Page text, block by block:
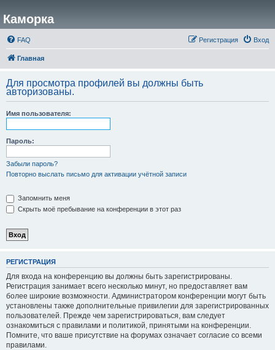
Каморка
FAQ Вход
Регистрация
Главная
Для просмотра профилей вы должны быть
авторизованы.
Имя пользователя:
Пароль:
Забыли пароль?
Повторно выслать письмо для активации учётной записи
Запомнить меня
Скрыть моё пребывание на конференции в этот раз
РЕГИСТРАЦИЯ
Для входа на конференцию вы должны быть зарегистрированы.
Регистрация занимает всего несколько минут, но предоставляет вам
более широкие возможности. Администратором конференции могут быть
установлены также дополнительные привилегии для зарегистрированных
пользователей. Прежде чем зарегистрироваться, вам следует
ознакомиться с правилами и политикой, принятыми на конференции.
Помните, что ваше присутствие на форумах означает согласие со всеми
правилами.